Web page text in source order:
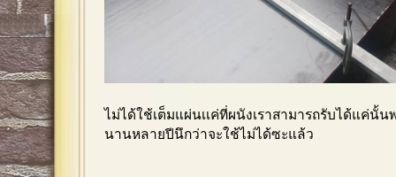
ไม่ได้ใช้เต็มแผ่นเเค่ที่ผนังเราสามารถรับได้แค่นั้น
นานหลายปีนึกว่าจะใช้ไม่ได้ซะแล้ว